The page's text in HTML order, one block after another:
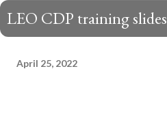
LEO CDP training slides
April 25, 2022